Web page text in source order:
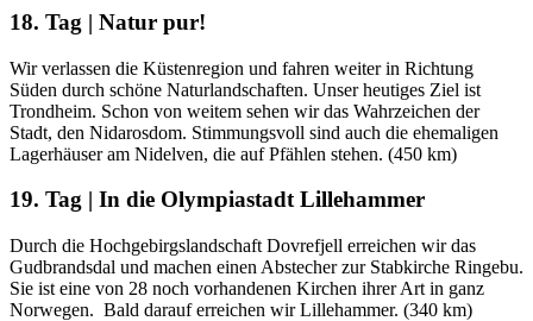
18. Tag | Natur pur!
Wir verlassen die Küstenregion und fahren weiter in Richtung
Süden durch schöne Naturlandschaften. Unser heutiges Ziel ist
Trondheim. Schon von weitem sehen wir das Wahrzeichen der
Stadt, den Nidarosdom. Stimmungsvoll sind auch die ehemaligen
Lagerhäuser am Nidelven, die auf Pfählen stehen. (450 km)
19. Tag | In die Olympiastadt Lillehammer
Durch die Hochgebirgslandschaft Dovrefjell erreichen wir das
Gudbrandsdal und machen einen Abstecher zur Stabkirche Ringebu.
Sie ist eine von 28 noch vorhandenen Kirchen ihrer Art in ganz
Norwegen. Bald darauf erreichen wir Lillehammer. (340 km)